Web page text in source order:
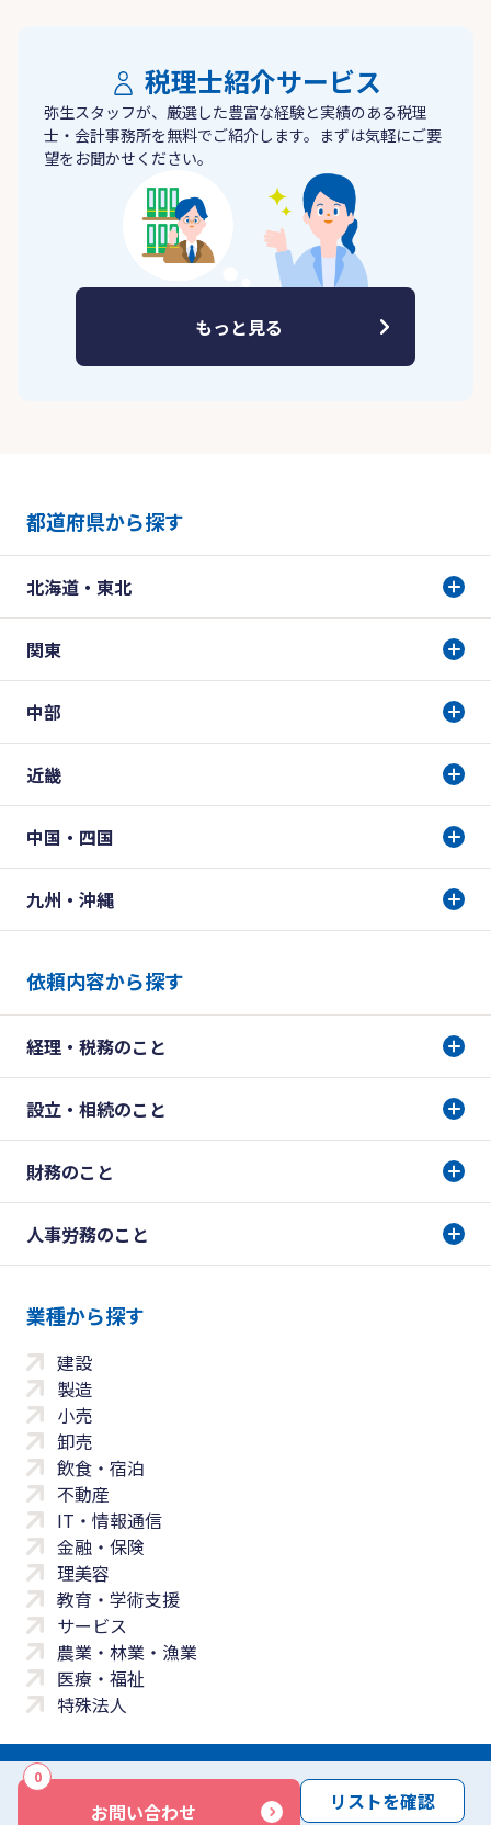
お問い合わせ
0
リストを確認
税理士紹介サービス
弥生スタッフが、厳選した豊富な経験と実績のある税理
士・会計事務所を無料でご紹介します。まずは気軽にご要
望をお聞かせください。
もっと見る
都道府県から探す
北海道・東北
関東
中部
近畿
中国・四国
九州・沖縄
依頼内容から探す
経理・税務のこと
設立・相続のこと
財務のこと
人事労務のこと
業種から探す
建設
製造
小売
卸売
飲食・宿泊
不動産
IT・情報通信
金融・保険
理美容
教育・学術支援
サービス
農業・林業・漁業
医療・福祉
特殊法人
サイトマップ 免責事項
サービス利用規約
商標について反社会勢力に対する基本方針 お問い合わせ